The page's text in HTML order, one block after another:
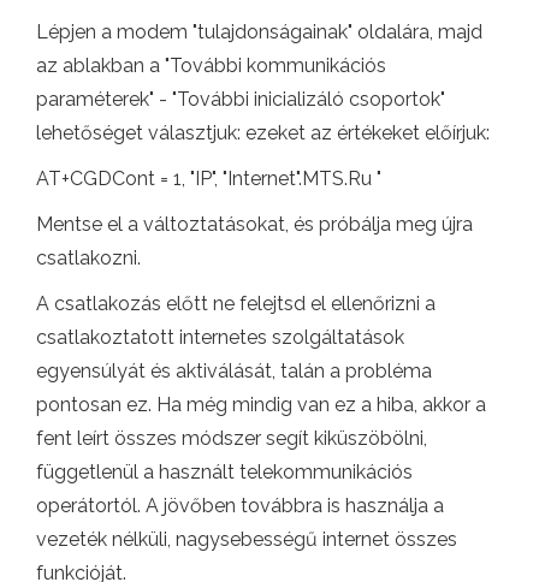
Lépjen a modem "tulajdonságainak" oldalára, majd
az ablakban a "További kommunikációs
paraméterek" - "További inicializáló csoportok"
lehetőséget választjuk: ezeket az értékeket előírjuk:
AT+CGDCont = 1, "IP", "Internet".MTS.Ru "
Mentse el a változtatásokat, és próbálja meg újra
csatlakozni.
A csatlakozás előtt ne felejtsd el ellenőrizni a
csatlakoztatott internetes szolgáltatások
egyensúlyát és aktiválását, talán a probléma
pontosan ez. Ha még mindig van ez a hiba, akkor a
fent leírt összes módszer segít kiküszöbölni,
függetlenül a használt telekommunikációs
operátortól. A jövőben továbbra is használja a
vezeték nélküli, nagysebességű internet összes
funkcióját.